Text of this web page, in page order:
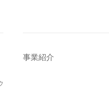
事業紹介